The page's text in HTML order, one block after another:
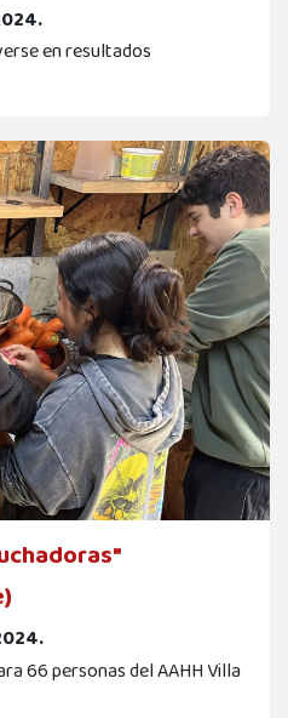
en resultados
66 personas del AAHH Villa